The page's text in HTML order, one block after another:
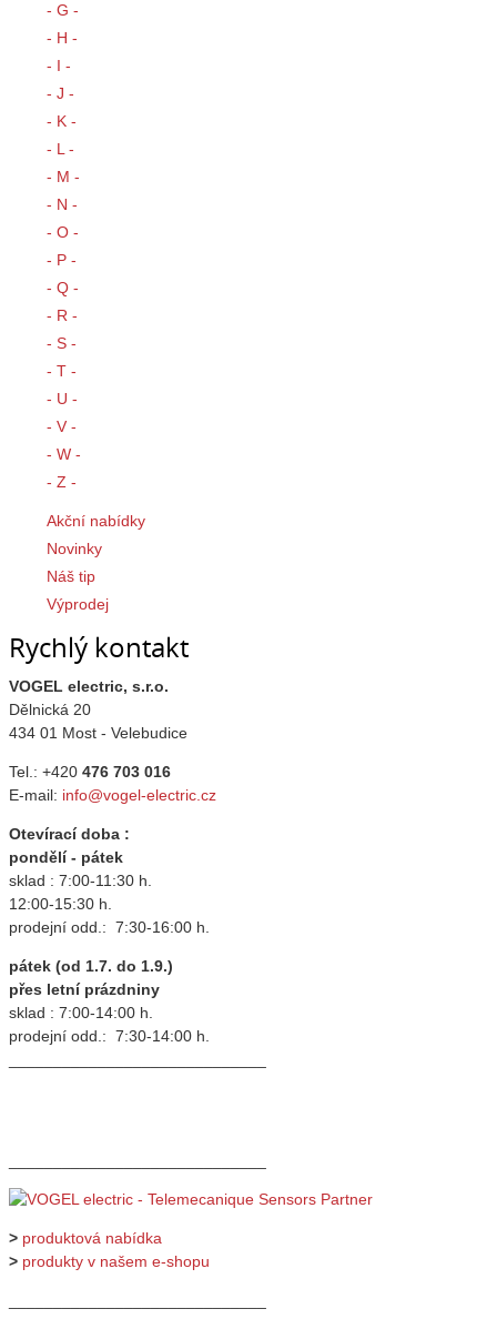
- G -
- H -
- I -
- J -
- K -
- L -
- M -
- N -
- O -
- P -
- Q -
- R -
- S -
- T -
- U -
- V -
- W -
- Z -
Akční nabídky
Novinky
Náš tip
Výprodej
Rychlý kontakt
VOGEL electric, s.r.o.
Dělnická 20
434 01 Most - Velebudice
Tel.: +420 476 703 016
E-mail: info@vogel-electric.cz
Otevírací doba :
pondělí - pátek
sklad : 7:00-11:30 h.
12:00-15:30 h.
prodejní odd.: 7:30-16:00 h.
pátek (od 1.7. do 1.9.)
přes letní prázdniny
sklad : 7:00-14:00 h.
prodejní odd.: 7:30-14:00 h.
> produktová nabídka
> produkty v našem e-shopu